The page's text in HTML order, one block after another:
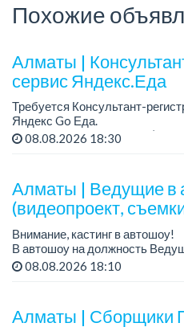
Похожие
Алматы |
сервис Яндекс.Еда
Требуется Консультант-
Яндекс Go Еда.
Условия: работа в офисе
08.08.2026 18:30
Алматы | Ведущие в
(видеопроект,
Внимание, кастинг в автошоу!
В автошоу на должность
парни. А также авто эксперты и
08.08.2026 18:10
Алматы | Сборщики